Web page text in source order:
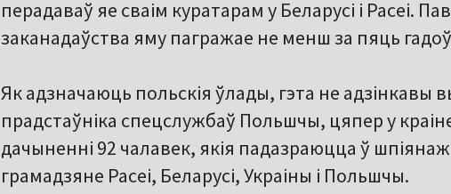
перадаваў яе сваім куратарам у Беларусі і Расеі.
заканадаўства яму пагражае не менш за пяць
Як адзначаюць польскія ўлады, гэта не адзінкавы
прадстаўніка спецслужбаў Польшчы, цяпер у
дачыненні 92 чалавек, якія падазраюцца ў
грамадзяне Расеі, Беларусі, Украіны і Польшчы.